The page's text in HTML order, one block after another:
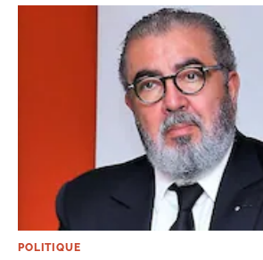
POLITIQUE